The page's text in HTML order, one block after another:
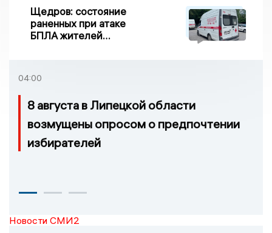
Щедров: состояние
раненных при атаке
БПЛА жителей
04:00
8 августа в Липецкой области
возмущены опросом о предпочтении
избирателей
Новости СМИ2